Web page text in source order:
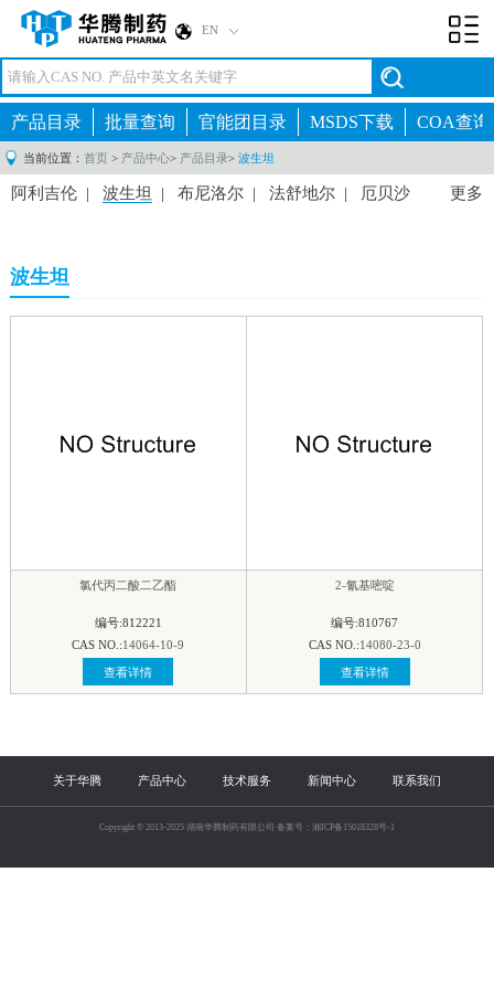
EN
产品目录 批量查询 官能团目录 MSDS下载 COA查询
当前位置： 首页 > 产品中心> 产品目录> 波生坦
更多
阿利吉伦 | 波生坦 | 布尼洛尔 | 法舒地尔 |
厄贝沙
波生坦
氯代丙二酸二乙酯
编号:812221
CAS NO.:14064-10-9
查看详情
2-氰基嘧啶
编号:810767
CAS NO.:14080-23-0
查看详情
关于华腾 产品中心 技术服务 新闻中心 联系我们
Copyright © 2013-2025 湖南华腾制药有限公司 备案号：湘ICP备15018328号-1